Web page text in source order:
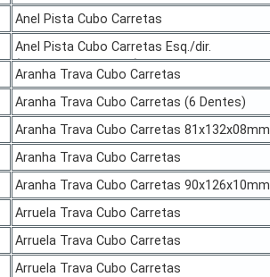
Int 67mm / Alt 93mm
Anel Pista Cubo Carretas
127,2x110,5/95,x22,m Master
Anel Pista Cubo Carretas Esq./dir.
(127,4x95,0x22,0mm)
Aranha Trava Cubo Carretas
90,5x144x10mm
Aranha Trava Cubo Carretas (6 Dentes)
Aranha Trava Cubo Carretas 81x132x08mm
Aranha Trava Cubo Carretas
90.5x140x10mm
Aranha Trava Cubo Carretas 90x126x10mm
Arruela Trava Cubo Carretas
81.3x126x08mm
Arruela Trava Cubo Carretas
90.5x121x10mm
Arruela Trava Cubo Carretas